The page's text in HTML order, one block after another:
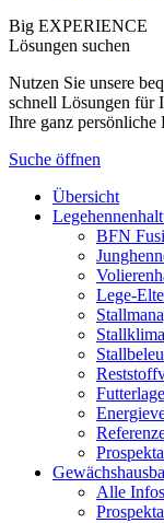
Big EXPERIENCE
Lösungen suchen
Nutzen Sie unsere
schnell Lösungen für
Ihre ganz persönliche
Suche öffnen
Übersicht
BFN
Lege-
Stallklima
Alle